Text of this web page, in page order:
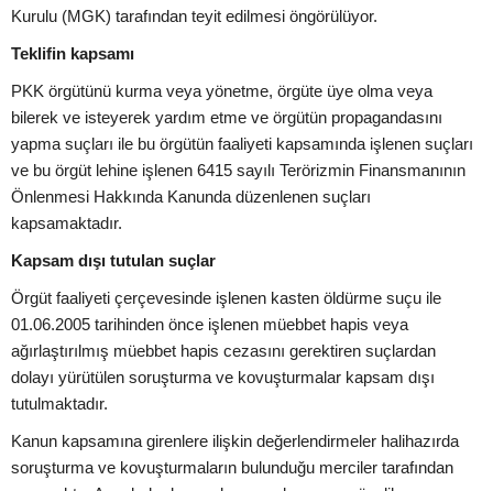
Kurulu (MGK) tarafından teyit edilmesi öngörülüyor.
Teklifin kapsamı
PKK örgütünü kurma veya yönetme, örgüte üye olma veya
bilerek ve isteyerek yardım etme ve örgütün propagandasını
yapma suçları ile bu örgütün faaliyeti kapsamında işlenen suçları
ve bu örgüt lehine işlenen 6415 sayılı Terörizmin Finansmanının
Önlenmesi Hakkında Kanunda düzenlenen suçları
kapsamaktadır.
Kapsam dışı tutulan suçlar
Örgüt faaliyeti çerçevesinde işlenen kasten öldürme suçu ile
01.06.2005 tarihinden önce işlenen müebbet hapis veya
ağırlaştırılmış müebbet hapis cezasını gerektiren suçlardan
dolayı yürütülen soruşturma ve kovuşturmalar kapsam dışı
tutulmaktadır.
Kanun kapsamına girenlere ilişkin değerlendirmeler halihazırda
soruşturma ve kovuşturmaların bulunduğu merciler tarafından